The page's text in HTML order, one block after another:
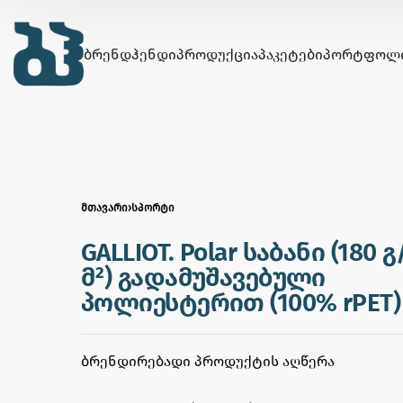
ᲑᲠᲔᲜᲓᲰᲔᲜᲓᲘᲞᲠᲝᲓᲣᲥᲪᲘᲐᲞᲐᲙᲔᲢᲔᲑᲘ
ᲛᲗᲐᲕᲐᲠᲘ›ᲡᲞᲝᲠᲢᲘ
GALLIOT. Polar საბანი (180
მ²) გადამუშავებული
პოლიესტერით (100% rPET)
ᲑᲠᲔᲜᲓᲘᲠᲔᲑᲐᲓᲘ ᲞᲠᲝᲓᲣᲥᲢᲘᲡ ᲐᲦᲬᲔᲠᲐ